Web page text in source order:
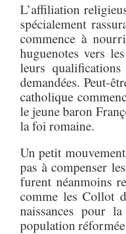
L’affiliation
spécialement
commence à
huguenotes vers
leurs
demandées. Peut-
catholique
le jeune baron
la foi romaine.
Un petit
pas à compenser
furent néanmoins
comme les Collot
naissances pour
population